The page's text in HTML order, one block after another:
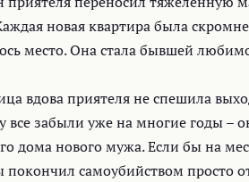
новая квартира была
место. Она стала бывшей
вдова приятеля не спешила
забыли уже на многие годы –
дома нового мужа. Если бы на
покончил самоубийством просто